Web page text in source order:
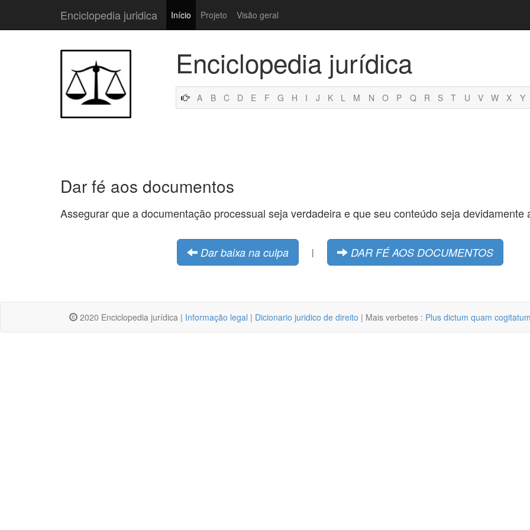
Enciclopedia juridica Início Projeto Visão geral
Enciclopedia jurídica
A B C D E F G H I J K L M N O P Q R S T U V W X Y
Dar fé aos documentos
Assegurar que a documentação processual seja verdadeira e que seu conteúdo seja devidamente
Dar baixa na culpa | DAR FÉ AOS DOCUMENTOS
2020 Enciclopedia jurídica | Informação legal | Dicionario juridico de direito | Mais verbetes : Plus dictum quam cogitatum